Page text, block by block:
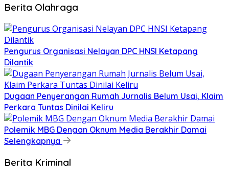
Berita Olahraga
Pengurus Organisasi Nelayan DPC HNSI Ketapang
Dilantik
Dugaan Penyerangan Rumah Jurnalis Belum Usai, Klaim
Perkara Tuntas Dinilai Keliru
Polemik MBG Dengan Oknum Media Berakhir Damai
Selengkapnya
Berita Kriminal